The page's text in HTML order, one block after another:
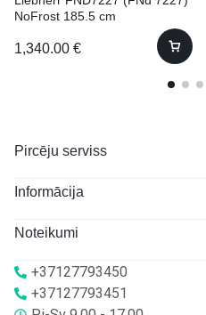
NoFrost 185.5 cm
1,340.00 €
Pircēju serviss
Informācija
Noteikumi
+37127793450
+37127793451